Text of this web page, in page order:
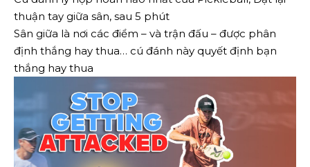
thuận tay giữa sân, sau 5 phút
Sân giữa là nơi các điểm – và trận đấu – được phân
định thắng hay thua… cú đánh này quyết định bạn
thắng hay thua